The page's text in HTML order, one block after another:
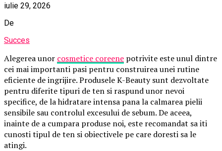
iulie 29, 2026
De
Succes
Alegerea unor cosmetice coreene potrivite este unul dintre
cei mai importanti pasi pentru construirea unei rutine
eficiente de ingrijire. Produsele K-Beauty sunt dezvoltate
pentru diferite tipuri de ten si raspund unor nevoi
specifice, de la hidratare intensa pana la calmarea pielii
sensibile sau controlul excesului de sebum. De aceea,
inainte de a cumpara produse noi, este recomandat sa iti
cunosti tipul de ten si obiectivele pe care doresti sa le
atingi.